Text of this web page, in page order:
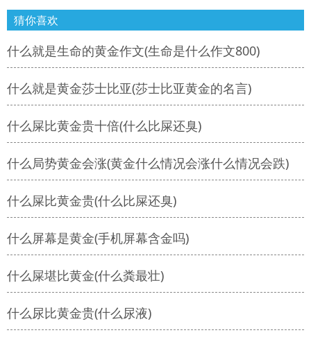
猜你喜欢
什么就是生命的黄金作文(生命是什么作文800)
什么就是黄金莎士比亚(莎士比亚黄金的名言)
什么屎比黄金贵十倍(什么比屎还臭)
什么局势黄金会涨(黄金什么情况会涨什么情况会跌)
什么屎比黄金贵(什么比屎还臭)
什么屏幕是黄金(手机屏幕含金吗)
什么屎堪比黄金(什么粪最壮)
什么尿比黄金贵(什么尿液)